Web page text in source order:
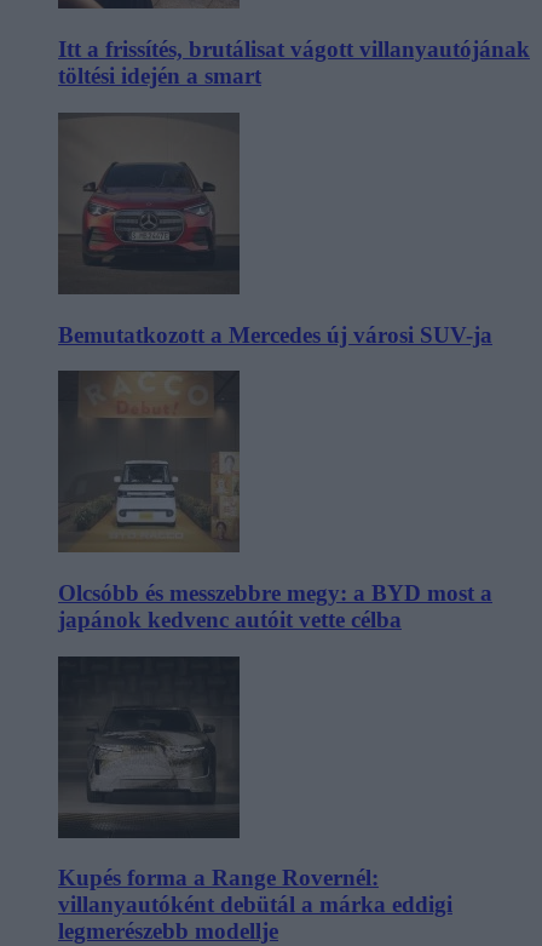
Itt a frissítés, brutálisat vágott villanyautójának
töltési idején a smart
Bemutatkozott a Mercedes új városi SUV-ja
Olcsóbb és messzebbre megy: a BYD most a
japánok kedvenc autóit vette célba
Kupés forma a Range Rovernél:
villanyautóként debütál a márka eddigi
legmerészebb modellje